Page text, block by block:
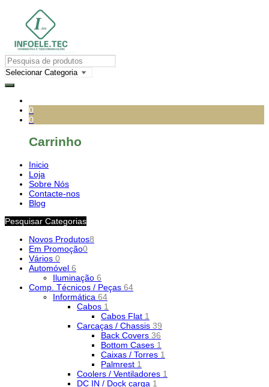
0
0
Carrinho
Inicio
Loja
Sobre Nós
Contacte-nos
Blog
Pesquisar Categorias
Novos Produtos8
Em Promoção0
Vários 0
Automóvel 6
Iluminação 6
Comp. Técnicos / Peças 64
Informática 64
Cabos 1
Cabos Flat 1
Carcaças / Chassis 39
Back Covers 36
Bottom Cases 1
Caixas / Torres 1
Palmrest 1
Coolers / Ventiladores 1
DC IN / Dock carga 1